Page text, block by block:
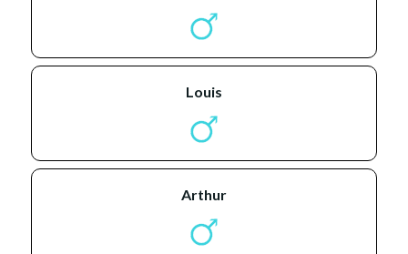
louis
arthur